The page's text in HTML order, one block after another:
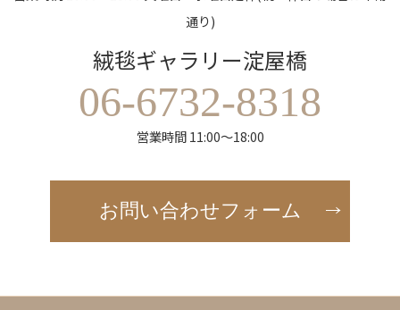
通り)
絨毯ギャラリー淀屋橋
06-6732-8318
営業時間 11:00～18:00
お問い合わせフォーム